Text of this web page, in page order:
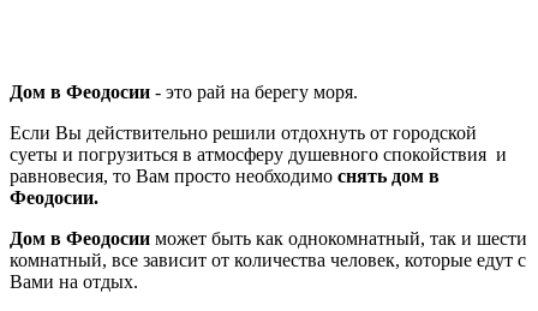
Дом в Феодосии - это рай на берегу моря.
Если Вы действительно решили отдохнуть от городской
суеты и погрузиться в атмосферу душевного спокойствия и
равновесия, то Вам просто необходимо снять дом в
Феодосии.
Дом в Феодосии может быть как однокомнатный, так и шести
комнатный, все зависит от количества человек, которые едут с
Вами на отдых.